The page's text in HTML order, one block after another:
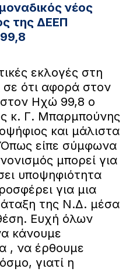
νέος
της ΔΕΕΠ
εκλογές στη
ότι αφορά στον
στον Ηχώ 99,8 ο
κ. Γ. Μπαρμπούνης
και μάλιστα
Όπως είπε σύμφωνα
μπορεί για
υποψηφιότητα
για μια
της Ν.Δ. μέσα
Ευχή όλων
κάνουμε
, να έρθουμε
γιατί η